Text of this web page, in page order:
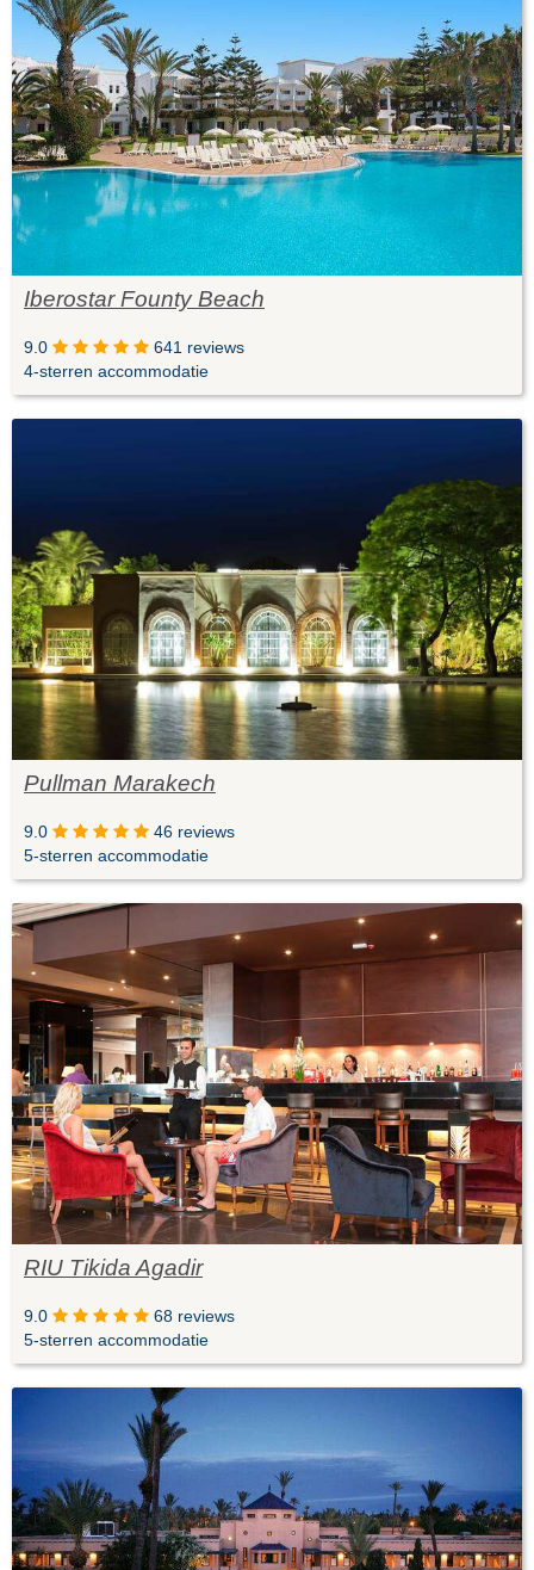
Iberostar Founty Beach
9.0
641 reviews
4-sterren accommodatie
Pullman Marakech
9.0
46 reviews
5-sterren accommodatie
RIU Tikida Agadir
9.0
68 reviews
5-sterren accommodatie